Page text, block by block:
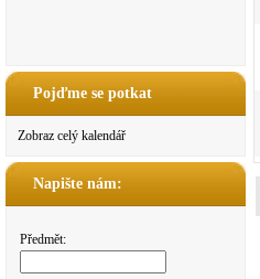
Pojďme se potkat
Zobraz celý kalendář
Napište nám:
Předmět: